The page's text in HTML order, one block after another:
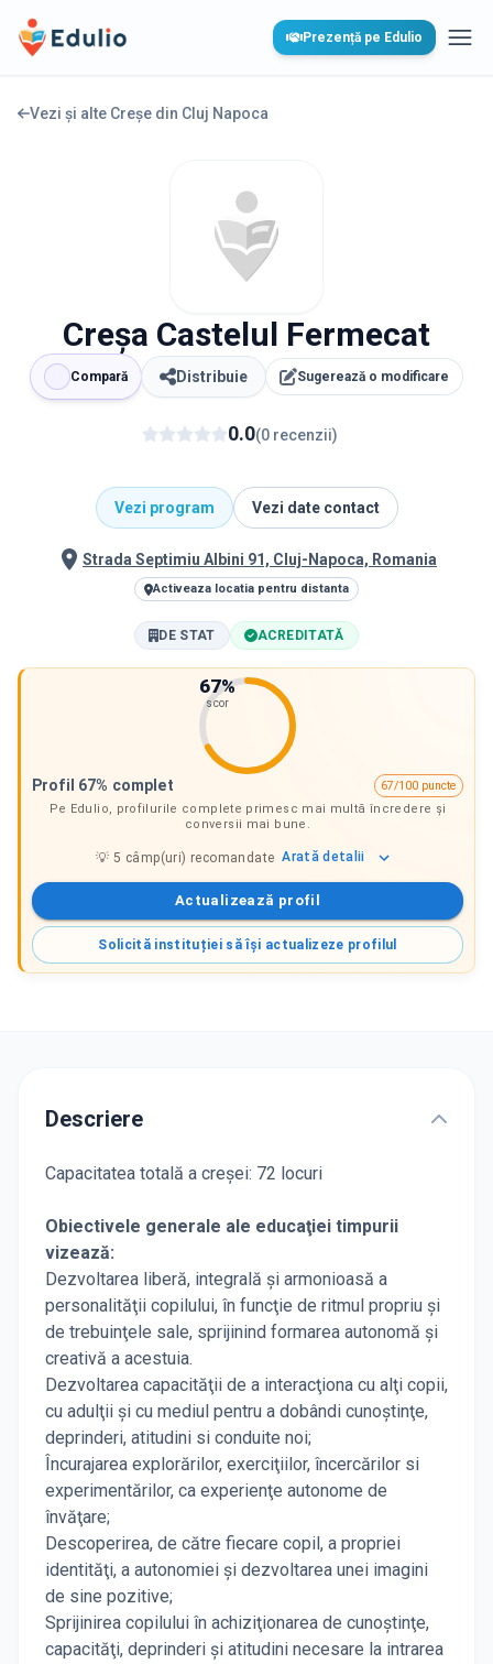
Edulio Prezență pe Edulio
Vezi și alte Creșe din Cluj Napoca
Creșa Castelul Fermecat
Compară Distribuie Sugerează o modificare
0.0(0 recenzii)
Vezi program Vezi date contact
Strada Septimiu Albini 91, Cluj-Napoca, Romania
Activeaza locatia pentru distanta
DE STAT ACREDITATĂ
67%
scor
Profil 67% complet
67/100 puncte
Pe Edulio, profilurile complete primesc mai multă încredere și
conversii mai bune.
💡5 câmp(uri) recomandate Arată detalii
Actualizează profil
Solicită instituției să își actualizeze profilul
Descriere
Capacitatea totală a creșei: 72 locuri
Obiectivele generale ale educaţiei timpurii
vizează:
Dezvoltarea liberă, integrală şi armonioasă a
personalităţii copilului, în funcţie de ritmul propriu şi
de trebuinţele sale, sprijinind formarea autonomă şi
creativă a acestuia.
Dezvoltarea capacităţii de a interacţiona cu alţi copii,
cu adulţii şi cu mediul pentru a dobândi cunoştinţe,
deprinderi, atitudini si conduite noi;
Încurajarea explorărilor, exerciţiilor, încercărilor si
experimentărilor, ca experienţe autonome de
învăţare;
Descoperirea, de către fiecare copil, a propriei
identităţi, a autonomiei şi dezvoltarea unei imagini
de sine pozitive;
Sprijinirea copilului în achiziţionarea de cunoştinţe,
capacităţi, deprinderi şi atitudini necesare la intrarea